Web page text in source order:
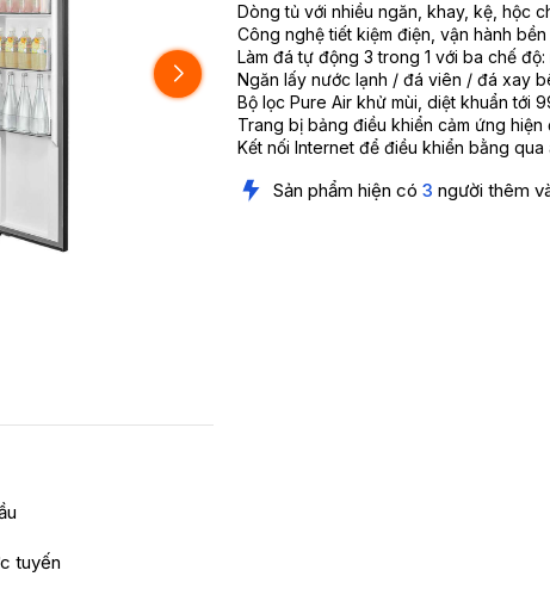
tuyến
Dòng tủ với nhiều ngăn, khay, kệ, hộc
Công nghệ tiết kiệm điện, vận hành
Làm đá tự động 3 trong 1 với ba chế
Ngăn lấy nước lạnh / đá viên / đá xay
Bộ lọc Pure Air khử mùi, diệt khuẩn tới
Trang bị bảng điều khiển cảm ứng
Kết nối Internet để điều khiển bằng qua
Sản phẩm hiện có 3 người thêm